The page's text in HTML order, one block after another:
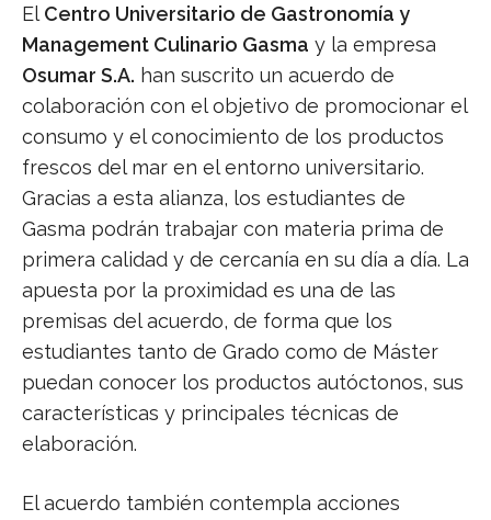
El Centro Universitario de Gastronomía y
Management Culinario Gasma y la empresa
Osumar S.A. han suscrito un acuerdo de
colaboración con el objetivo de promocionar el
consumo y el conocimiento de los productos
frescos del mar en el entorno universitario.
Gracias a esta alianza, los estudiantes de
Gasma podrán trabajar con materia prima de
primera calidad y de cercanía en su día a día. La
apuesta por la proximidad es una de las
premisas del acuerdo, de forma que los
estudiantes tanto de Grado como de Máster
puedan conocer los productos autóctonos, sus
características y principales técnicas de
elaboración.
El acuerdo también contempla acciones